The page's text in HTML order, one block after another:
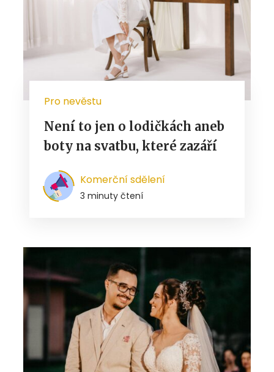
Pro nevěstu
Není to jen o lodičkách aneb
boty na svatbu, které zazáří
Komerční sdělení
3 minuty čtení